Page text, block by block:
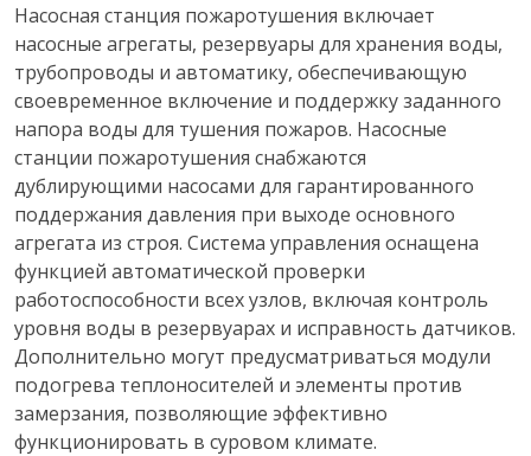
Насосная станция пожаротушения включает
насосные агрегаты, резервуары для хранения воды,
трубопроводы и автоматику, обеспечивающую
своевременное включение и поддержку заданного
напора воды для тушения пожаров. Насосные
станции пожаротушения снабжаются
дублирующими насосами для гарантированного
поддержания давления при выходе основного
агрегата из строя. Система управления оснащена
функцией автоматической проверки
работоспособности всех узлов, включая контроль
уровня воды в резервуарах и исправность датчиков.
Дополнительно могут предусматриваться модули
подогрева теплоносителей и элементы против
замерзания, позволяющие эффективно
функционировать в суровом климате.